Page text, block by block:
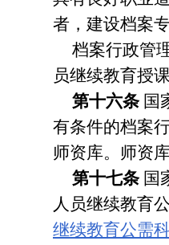
者，建设档案
档案行政管
员继续教育授
第十六条 国
有条件的档案
师资库。师资
第十七条 国
人员继续教育
继续教育公需